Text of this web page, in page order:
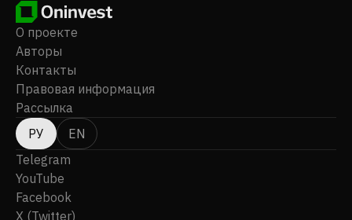
покрытые энтеральной оболочкой, для
вспомогательного лечения хронического гепатита; и
капли Xiongdan, которые очищают от жара,
успокаивают печень и улучшают зрение. Компания
была основана в 2000 году и базируется в Шанхае,
Китай.
О проекте
Авторы
Контакты
Правовая информация
Рассылка
РУ
EN
Telegram
YouTube
Facebook
X (Twitter)